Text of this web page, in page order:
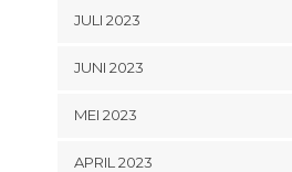
JULI 2023
JUNI 2023
MEI 2023
APRIL 2023